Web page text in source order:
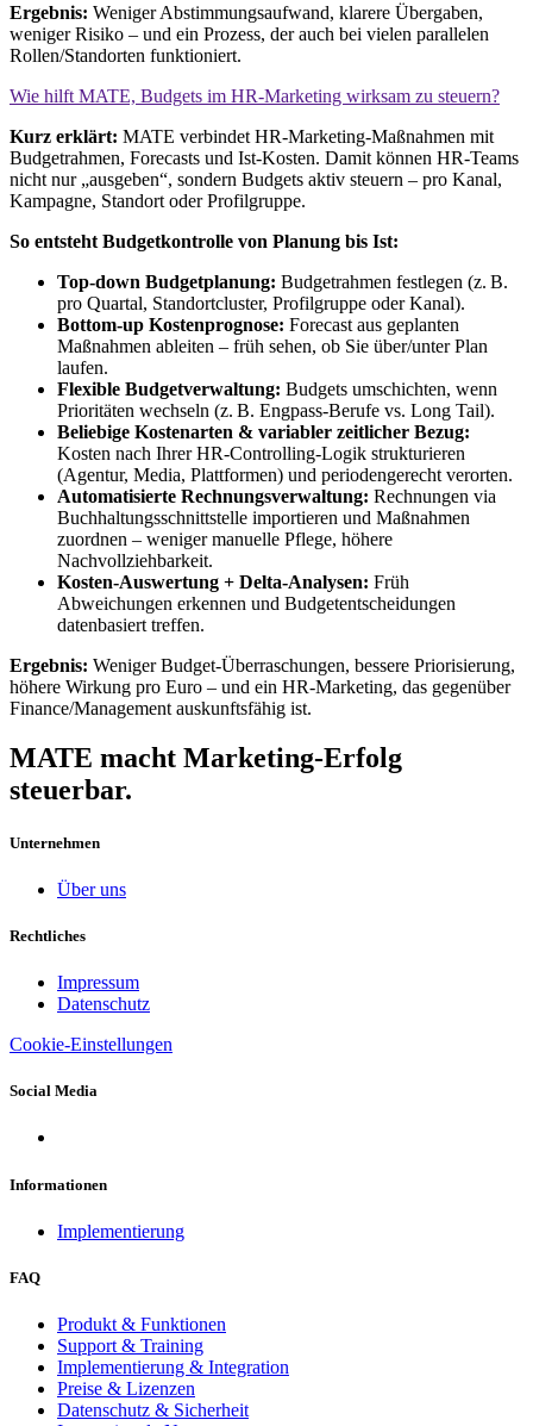
Ergebnis: Weniger Abstimmungsaufwand, klarere Übergaben,
weniger Risiko – und ein Prozess, der auch bei vielen parallelen
Rollen/Standorten funktioniert.
Wie hilft MATE, Budgets im HR‑Marketing wirksam zu steuern?
Kurz erklärt: MATE verbindet HR-Marketing-Maßnahmen mit
Budgetrahmen, Forecasts und Ist-Kosten. Damit können HR-Teams
nicht nur „ausgeben“, sondern Budgets aktiv steuern – pro Kanal,
Kampagne, Standort oder Profilgruppe.
So entsteht Budgetkontrolle von Planung bis Ist:
Top-down Budgetplanung: Budgetrahmen festlegen (z. B.
pro Quartal, Standortcluster, Profilgruppe oder Kanal).
Bottom-up Kostenprognose: Forecast aus geplanten
Maßnahmen ableiten – früh sehen, ob Sie über/unter Plan
laufen.
Flexible Budgetverwaltung: Budgets umschichten, wenn
Prioritäten wechseln (z. B. Engpass-Berufe vs. Long Tail).
Beliebige Kostenarten & variabler zeitlicher Bezug:
Kosten nach Ihrer HR-Controlling-Logik strukturieren
(Agentur, Media, Plattformen) und periodengerecht verorten.
Automatisierte Rechnungsverwaltung: Rechnungen via
Buchhaltungsschnittstelle importieren und Maßnahmen
zuordnen – weniger manuelle Pflege, höhere
Nachvollziehbarkeit.
Kosten-Auswertung + Delta-Analysen: Früh
Abweichungen erkennen und Budgetentscheidungen
datenbasiert treffen.
Ergebnis: Weniger Budget-Überraschungen, bessere Priorisierung,
höhere Wirkung pro Euro – und ein HR-Marketing, das gegenüber
Finance/Management auskunftsfähig ist.
MATE macht Marketing-Erfolg
steuerbar.
Unternehmen
Über uns
Rechtliches
Impressum
Datenschutz
Cookie-Einstellungen
Social Media
Informationen
Implementierung
FAQ
Produkt & Funktionen
Support & Training
Implementierung & Integration
Preise & Lizenzen
Datenschutz & Sicherheit